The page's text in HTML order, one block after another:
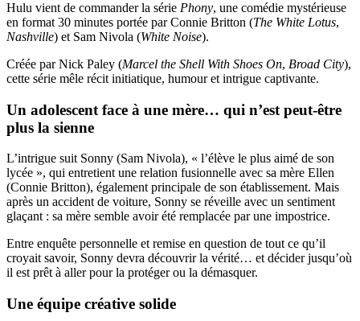
Hulu vient de commander la série Phony, une comédie mystérieuse
en format 30 minutes portée par Connie Britton (The White Lotus,
Nashville) et Sam Nivola (White Noise).
Créée par Nick Paley (Marcel the Shell With Shoes On, Broad City),
cette série mêle récit initiatique, humour et intrigue captivante.
Un adolescent face à une mère… qui n’est peut-être
plus la sienne
L’intrigue suit Sonny (Sam Nivola), « l’élève le plus aimé de son
lycée », qui entretient une relation fusionnelle avec sa mère Ellen
(Connie Britton), également principale de son établissement. Mais
après un accident de voiture, Sonny se réveille avec un sentiment
glaçant : sa mère semble avoir été remplacée par une impostrice.
Entre enquête personnelle et remise en question de tout ce qu’il
croyait savoir, Sonny devra découvrir la vérité… et décider jusqu’où
il est prêt à aller pour la protéger ou la démasquer.
Une équipe créative solide